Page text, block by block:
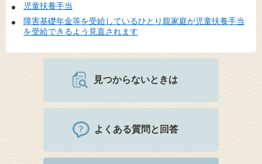
児童扶養手当
障害基礎年金等を受給しているひとり親家庭が児童扶養手当
を受給できるよう見直されます
見つからないときは
よくある質問と回答